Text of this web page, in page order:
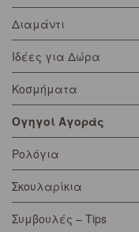
Διαμάντι
Ιδέες για Δώρα
Κοσμήματα
Ογηγοί Αγοράς
Ρολόγια
Σκουλαρίκια
Συμβουλές – Tips